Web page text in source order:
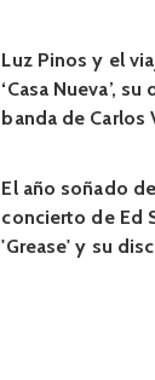
Luz Pinos y el
‘Casa Nueva’,
banda de Carlos
El año soñado
concierto de Ed
'Grease' y su